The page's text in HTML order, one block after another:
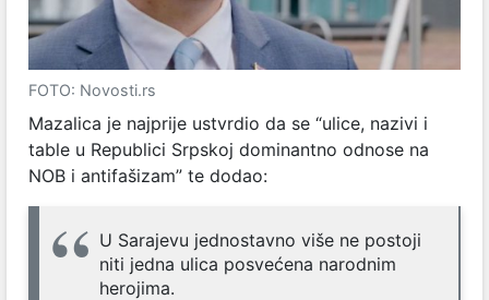
FOTO: Novosti.rs
Mazalica je najprije ustvrdio da se “ulice, nazivi i
table u Republici Srpskoj dominantno odnose na
NOB i antifašizam” te dodao:
U Sarajevu jednostavno više ne postoji
niti jedna ulica posvećena narodnim
herojima.